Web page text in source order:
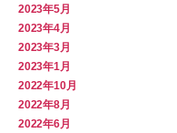
2023年5月
2023年4月
2023年3月
2023年1月
2022年10月
2022年8月
2022年6月